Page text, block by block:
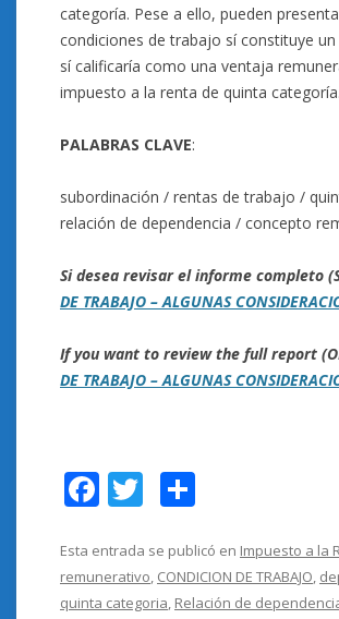
categoría. Pese a ello, pueden
condiciones de trabajo sí constituye
sí calificaría como una ventaja
impuesto a la renta de quinta categoría.
PALABRAS CLAVE:
subordinación / rentas de trabajo /
relación de dependencia / concepto
Si desea revisar el informe completo
DE TRABAJO – ALGUNAS
If you want to review the full report
DE TRABAJO – ALGUNAS
F
e
b
T
itt
er
m
p
Esta entrada se publicó en Impuesto a la
remunerativo, CONDICION DE TRABAJO,
quinta categoria, Relación de